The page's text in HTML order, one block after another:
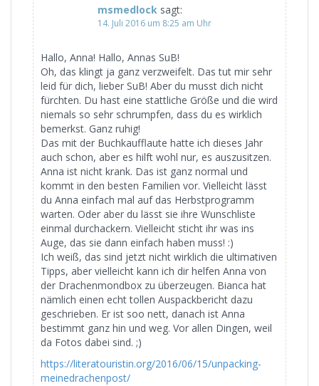
msmedlock sagt:
14. Juli 2016 um 8:25 am Uhr
Hallo, Anna! Hallo, Annas SuB!
Oh, das klingt ja ganz verzweifelt. Das tut mir sehr
leid für dich, lieber SuB! Aber du musst dich nicht
fürchten. Du hast eine stattliche Größe und die wird
niemals so sehr schrumpfen, dass du es wirklich
bemerkst. Ganz ruhig!
Das mit der Buchkaufflaute hatte ich dieses Jahr
auch schon, aber es hilft wohl nur, es auszusitzen.
Anna ist nicht krank. Das ist ganz normal und
kommt in den besten Familien vor. Vielleicht lässt
du Anna einfach mal auf das Herbstprogramm
warten. Oder aber du lässt sie ihre Wunschliste
einmal durchackern. Vielleicht sticht ihr was ins
Auge, das sie dann einfach haben muss! :)
Ich weiß, das sind jetzt nicht wirklich die ultimativen
Tipps, aber vielleicht kann ich dir helfen Anna von
der Drachenmondbox zu überzeugen. Bianca hat
nämlich einen echt tollen Auspackbericht dazu
geschrieben. Er ist soo nett, danach ist Anna
bestimmt ganz hin und weg. Vor allen Dingen, weil
da Fotos dabei sind. ;)
https://literatouristin.org/2016/06/15/unpacking-
meinedrachenpost/